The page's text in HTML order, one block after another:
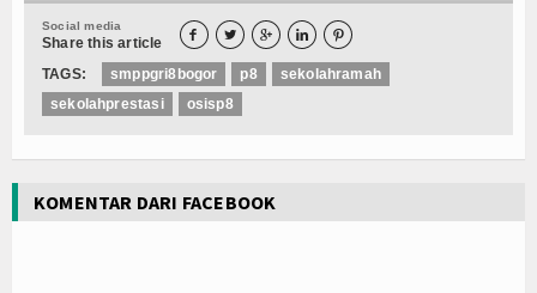
Social media
Share this article     
TAGS: smppgri8bogor p8
sekolahramah
sekolahprestasi
osisp8
KOMENTAR DARI FACEBOOK